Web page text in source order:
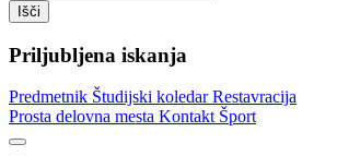
Išči
Priljubljena iskanja
Predmetnik Študijski koledarRestavracija
Prosta delovna mesta Kontakt Šport